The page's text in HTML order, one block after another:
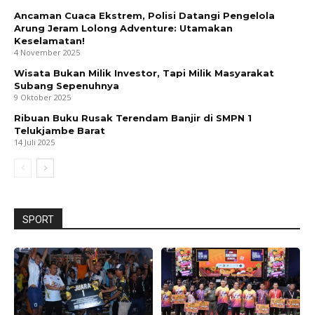
Ancaman Cuaca Ekstrem, Polisi Datangi Pengelola
Arung Jeram Lolong Adventure: Utamakan
Keselamatan!
4 November 2025
Wisata Bukan Milik Investor, Tapi Milik Masyarakat
Subang Sepenuhnya
9 Oktober 2025
Ribuan Buku Rusak Terendam Banjir di SMPN 1
Telukjambe Barat
14 Juli 2025
SPORT